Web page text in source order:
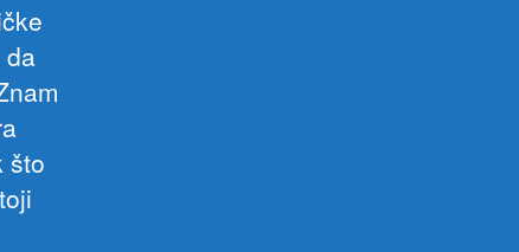
da
što